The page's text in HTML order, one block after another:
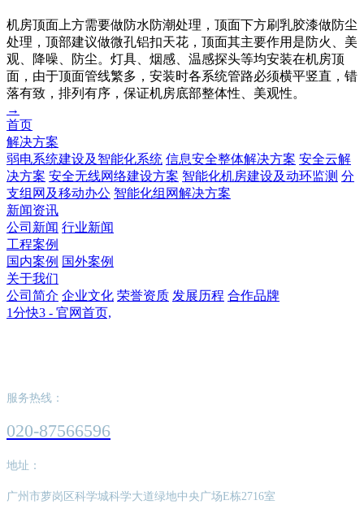
机房顶面上方需要做防水防潮处理，顶面下方刷乳胶漆做防尘
处理，顶部建议做微孔铝扣天花，顶面其主要作用是防火、美
观、降噪、防尘。灯具、烟感、温感探头等均安装在机房顶
面，由于顶面管线繁多，安装时各系统管路必须横平竖直，错
落有致，排列有序，保证机房底部整体性、美观性。
→
首页
解决方案
弱电系统建设及智能化系统 信息安全整体解决方案 安全云解
决方案 安全无线网络建设方案 智能化机房建设及动环监测 分
支组网及移动办公 智能化组网解决方案
新闻资讯
公司新闻 行业新闻
工程案例
国内案例 国外案例
关于我们
公司简介 企业文化 荣誉资质 发展历程 合作品牌
1分快3 - 官网首页,
服务热线：
020-87566596
地址：
广州市萝岗区科学城科学大道绿地中央广场E栋2716室